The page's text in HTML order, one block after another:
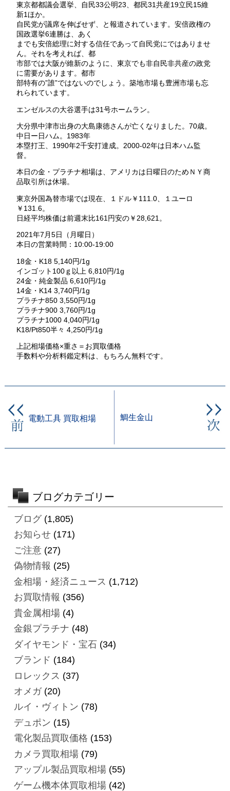
東京都都議会選挙、自民33公明23、都民31共産19立民15維
新1ほか。
自民党が議席を伸ばせず、と報道されています。安倍政権の
国政選挙6連勝は、あく
までも安倍総理に対する信任であって自民党にではありませ
ん。それを考えれば、都
市部では大阪が維新のように、東京でも非自民非共産の政党
に需要があります。都市
部特有の”誰”ではないのでしょう。築地市場も豊洲市場も忘
れられています。
エンゼルスの大谷選手は31号ホームラン。
大分県中津市出身の大島康徳さんが亡くなりました。70歳。
中日ー日ハム。1983年
本塁打王、1990年2千安打達成。2000-02年は日本ハム監
督。
本日の金・プラチナ相場は、アメリカは日曜日のためＮＹ商
品取引所は休場。
東京外国為替市場では現在、１ドル￥111.0、１ユーロ
￥131.6。
日経平均株価は前週末比161円安の￥28,621。
2021年7月5日（月曜日）
本日の営業時間：10:00-19:00
18金・K18 5,140円/1g
インゴット100ｇ以上 6,810円/1g
24金・純金製品 6,610円/1g
14金・K14 3,740円/1g
プラチナ850 3,550円/1g
プラチナ900 3,760円/1g
プラチナ1000 4,040円/1g
K18/Pt850半々 4,250円/1g
上記相場価格×重さ＝お買取価格
手数料や分析料鑑定料は、もちろん無料です。
電動工具 買取相場 鯛生金山
ブログカテゴリー
ブログ(1,805)
お知らせ(171)
ご注意(27)
偽物情報 (25)
金相場・経済ニュース (1,712)
お買取情報 (356)
貴金属相場(4)
金銀プラチナ (48)
ダイヤモンド・宝石(34)
ブランド (184)
ロレックス (37)
オメガ(20)
ルイ・ヴィトン (78)
デュポン (15)
電化製品買取価格 (153)
カメラ買取相場(79)
アップル製品買取相場(55)
ゲーム機本体買取相場(42)